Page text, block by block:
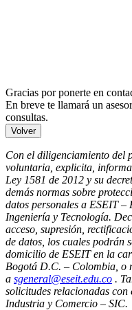
Gracias por ponerte en
En breve te llamará un
consultas.
Volver
Con el diligenciamiento del
voluntaria, explicita,
Ley 1581 de 2012 y su
demás normas sobre
datos personales a ESEIT –
Ingeniería y Tecnología.
acceso, supresión,
de datos, los cuales podrán
domicilio de ESEIT en la
Bogotá D.C. – Colombia, o
a sgeneral@eseit.edu.co .
solicitudes relacionadas con
Industria y Comercio – SIC.